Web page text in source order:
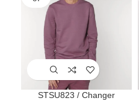
STSU823 / Changer